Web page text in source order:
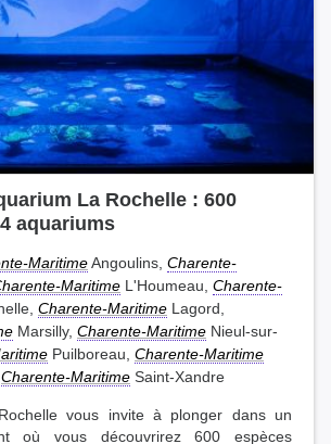
La Rochelle : 600
aquariums
MaritimeAngoulins, Charente-
Maritime L'Houmeau, Charente-
Charente-Maritime Lagord,
Marsilly, Charente-Maritime Nieul-sur-
Puilboreau, Charente-Maritime
Charente-Maritime Saint-Xandre
vous invite à plonger dans un
où vous découvrirez 600 espèces